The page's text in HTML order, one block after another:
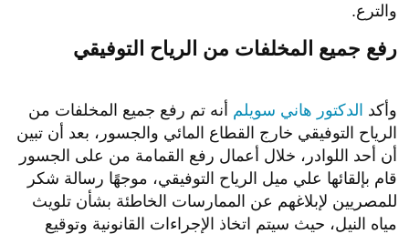
والترع.
رفع جميع المخلفات من الرياح التوفيقي
وأكد الدكتور هاني سويلم أنه تم رفع جميع المخلفات من
الرياح التوفيقي خارج القطاع المائي والجسور، بعد أن تبين
أن أحد اللوادر، خلال أعمال رفع القمامة من على الجسور
قام بإلقائها علي ميل الرياح التوفيقي، موجهًا رسالة شكر
للمصريين لإبلاغهم عن الممارسات الخاطئة بشأن تلويث
مياه النيل، حيث سيتم اتخاذ الإجراءات القانونية وتوقيع